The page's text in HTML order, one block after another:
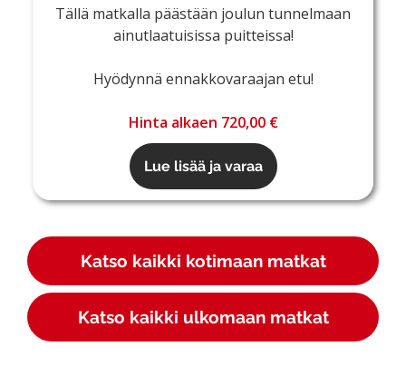
Tällä matkalla päästään joulun tunnelmaan
ainutlaatuisissa puitteissa!
Hyödynnä ennakkovaraajan etu!
Hinta alkaen 720,00 €
Lue lisää ja varaa
Katso kaikki kotimaan matkat
Katso kaikki ulkomaan matkat